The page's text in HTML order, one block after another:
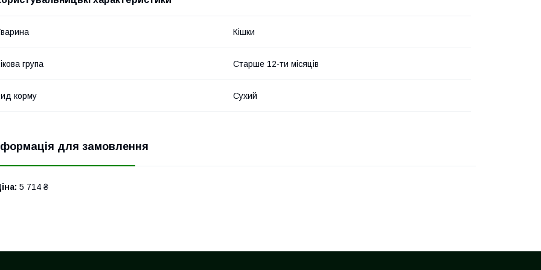
Кішки
група Старше 12-ти місяців
корму Сухий
для замовлення
5 714 ₴